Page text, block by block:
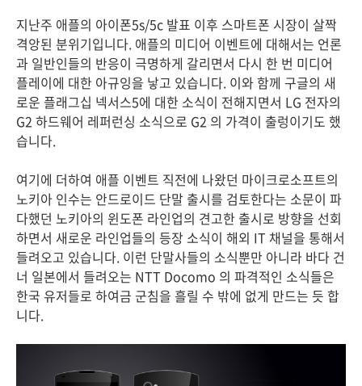
지난주 애플의 아이폰5s/5c 발표 이후 스마트폰 시장이 살짝
격앙된 분위기입니다. 애플의 미디어 이벤트에 대해서는 언론
과 일반인들의 반응이 극명하게 갈리면서 다시 한 번 미디어
플레이에 대한 아규잉을 낳고 있습니다. 이와 함께 구글의 새
로운 플래그십 넥서스5에 대한 소식이 전해지면서 LG 전자의
G2 하드웨어 레퍼런싱 소식으로 G2 의 가격이 출렁이기도 했
습니다.
여기에 더하여 애플 이벤트 직전에 나왔던 마이크로소프트의
노키아 인수는 안드로이드 단말 출시를 검토한다는 소문이 파
다했던 노키아의 윈도폰 라인업의 견고한 출시로 방향을 선회
하면서 새로운 라인업들의 등장 소식이 해외 IT 채널을 통해서
들려오고 있습니다. 이런 단말사들의 소식뿐만 아니라 바다 건
너 일본에서 들려오는 NTT Docomo 의 파격적인 소식들은
한국 유저들로 하여금 군침을 흘릴 수 밖에 없게 만드는 듯 합
니다.